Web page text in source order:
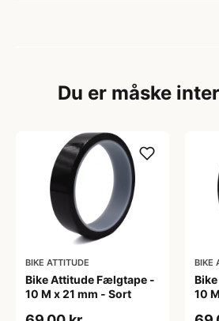
Du er måske
BIKE ATTITUDE
Bike Attitude Fælgtape -
10 M x 21 mm - Sort
BIKE
10